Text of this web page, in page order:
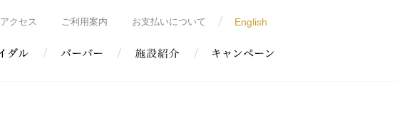
アクセス ご利用案内 お支払いについて English